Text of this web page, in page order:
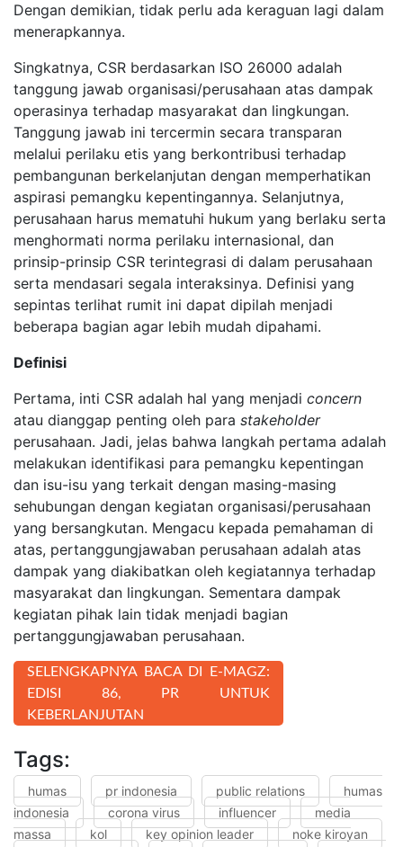
Dengan demikian, tidak perlu ada keraguan lagi dalam
menerapkannya.
Singkatnya, CSR berdasarkan ISO 26000 adalah
tanggung jawab organisasi/perusahaan atas dampak
operasinya terhadap masyarakat dan lingkungan.
Tanggung jawab ini tercermin secara transparan
melalui perilaku etis yang berkontribusi terhadap
pembangunan berkelanjutan dengan memperhatikan
aspirasi pemangku kepentingannya. Selanjutnya,
perusahaan harus mematuhi hukum yang berlaku serta
menghormati norma perilaku internasional, dan
prinsip-prinsip CSR terintegrasi di dalam perusahaan
serta mendasari segala interaksinya. Definisi yang
sepintas terlihat rumit ini dapat dipilah menjadi
beberapa bagian agar lebih mudah dipahami.
Definisi
Pertama, inti CSR adalah hal yang menjadi concern
atau dianggap penting oleh para stakeholder
perusahaan. Jadi, jelas bahwa langkah pertama adalah
melakukan identifikasi para pemangku kepentingan
dan isu-isu yang terkait dengan masing-masing
sehubungan dengan kegiatan organisasi/perusahaan
yang bersangkutan. Mengacu kepada pemahaman di
atas, pertanggungjawaban perusahaan adalah atas
dampak yang diakibatkan oleh kegiatannya terhadap
masyarakat dan lingkungan. Sementara dampak
kegiatan pihak lain tidak menjadi bagian
pertanggungjawaban perusahaan.
SELENGKAPNYA BACA DI E-MAGZ:
EDISI 86, PR UNTUK
KEBERLANJUTAN
Tags:
humas pr indonesia public relations
humas
indonesia
corona virus influencer
media
massa
kol key opinion leader
noke kiroyan